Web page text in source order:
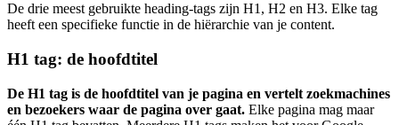
De drie meest gebruikte heading-tags zijn H1, H2 en H3. Elke tag
heeft een specifieke functie in de hiërarchie van je content.
H1 tag: de hoofdtitel
De H1 tag is de hoofdtitel van je pagina en vertelt zoekmachines
en bezoekers waar de pagina over gaat. Elke pagina mag maar